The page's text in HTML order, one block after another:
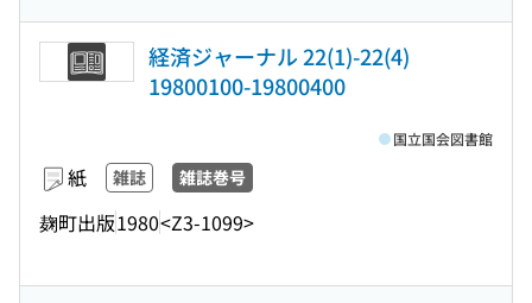
経済ジャーナル 22(1)-22(4)
19800100-19800400
紙 雑誌 雑誌巻号
麹町出版1980<Z3-1099>
国立国会図書館